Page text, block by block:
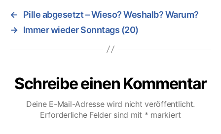
←
Pille abgesetzt – Wieso? Weshalb? Warum?
→ Immer wieder Sonntags (20)
Schreibe einen Kommentar
Deine E-Mail-Adresse wird nicht veröffentlicht.
Erforderliche Felder sind mit * markiert